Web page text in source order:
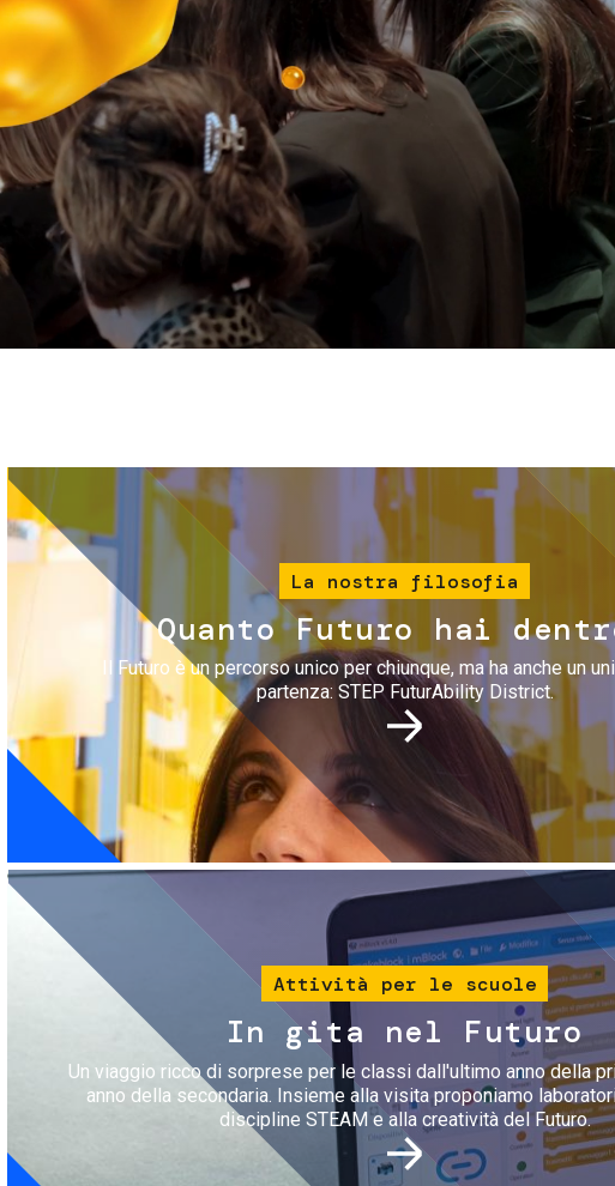
Immagine
La nostra filosofia
Quanto Futuro hai
Il Futuro è un percorso unico per chiunque, ma ha anche un
partenza: STEP FuturAbility District.
Immagine
Attività per le scuole
In gita nel Futuro
Un viaggio ricco di sorprese per le classi dall'ultimo anno della
anno della secondaria. Insieme alla visita proponiamo
discipline STEAM e alla creatività del Futuro.